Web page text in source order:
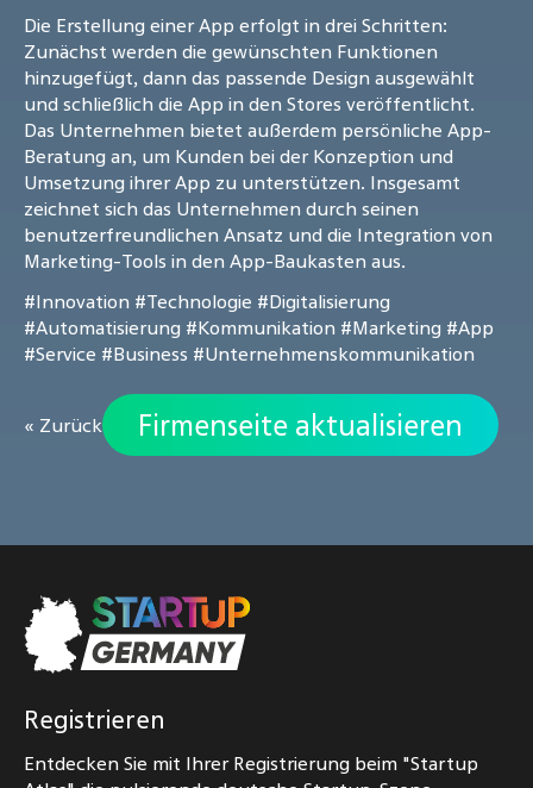
Die Erstellung einer App erfolgt in drei Schritten:
Zunächst werden die gewünschten Funktionen
hinzugefügt, dann das passende Design ausgewählt
und schließlich die App in den Stores veröffentlicht.
Das Unternehmen bietet außerdem persönliche App-
Beratung an, um Kunden bei der Konzeption und
Umsetzung ihrer App zu unterstützen. Insgesamt
zeichnet sich das Unternehmen durch seinen
benutzerfreundlichen Ansatz und die Integration von
Marketing-Tools in den App-Baukasten aus.
#Innovation #Technologie #Digitalisierung
#Automatisierung #Kommunikation #Marketing #App
#Service #Business #Unternehmenskommunikation
« Zurück Firmenseite aktualisieren
Registrieren
Entdecken Sie mit Ihrer Registrierung beim "Startup